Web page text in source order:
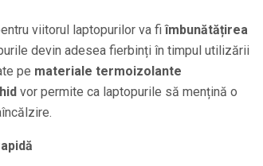
viitorul laptopurilor va fiîmbunătățirea
devin adesea fierbinți în timpul utilizării
pe materiale termoizolante
vor permite ca laptopurile să mențină o